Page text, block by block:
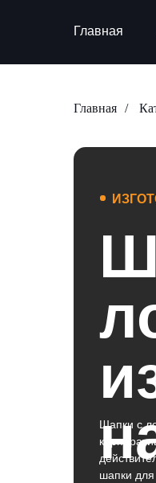
Главная
Главная /
Шапки с
шапки для